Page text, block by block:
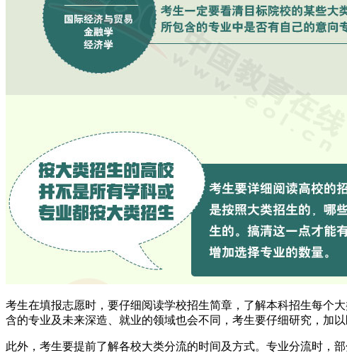
考生在填报志愿时，要仔细阅读学校招生简章，了解本科招生每个
含的专业及未来深造、就业的领域也会不同，考生要仔细研究，加以
此外，考生要提前了解各校大类分流的时间及方式。专业分流时，